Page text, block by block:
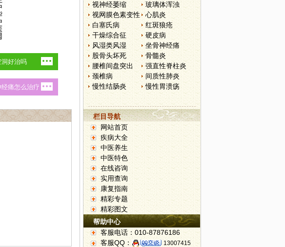
视神经萎缩
玻璃体浑浊
视网膜色素变性
心肌炎
白塞氏病
红斑狼疮
干燥综合征
硬皮病
风湿类风湿
坐骨神经痛
股骨头坏死
骨髓炎
腰椎间盘突出
强直性脊柱炎
颈椎病
间质性肺炎
慢性结肠炎
慢性胃溃疡
栏目导航
网站首页
疾病大全
中医养生
中医特色
在线咨询
实用查询
康复指南
精彩专题
精彩图文
帮助中心
客服电话：010-87876186
客服QQ：
13007415